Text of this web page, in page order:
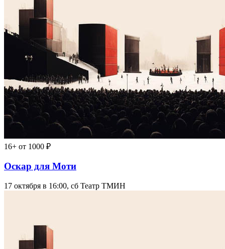
16+ от 1000 ₽
Оскар для Моти
17 октября в 16:00, сб Театр ТМИН